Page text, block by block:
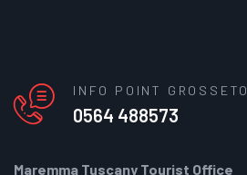
INFO POINT GROSSETO
0564 488573
Maremma Tuscany Tourist Office